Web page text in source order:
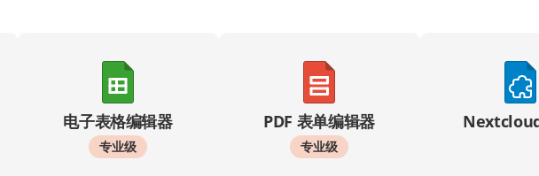
电子表格编辑器
专业级
PDF 表单编辑器
专业级